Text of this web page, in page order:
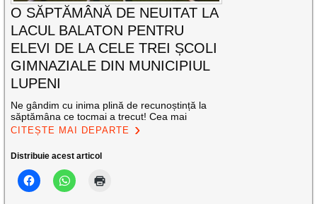
O SĂPTĂMÂNĂ DE NEUITAT LA
LACUL BALATON PENTRU
ELEVI DE LA CELE TREI ȘCOLI
GIMNAZIALE DIN MUNICIPIUL
LUPENI
Ne gândim cu inima plină de recunoștință la
săptămâna ce tocmai a trecut! Cea mai
CITEȘTE MAI DEPARTE
Distribuie acest articol